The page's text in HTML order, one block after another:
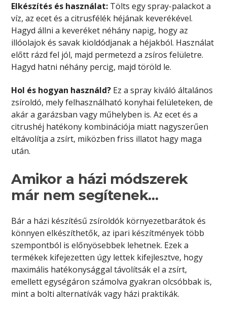
Elkészítés és használat: Tölts egy spray-palackot a
víz, az ecet és a citrusfélék héjának keverékével.
Hagyd állni a keveréket néhány napig, hogy az
illóolajok és savak kioldódjanak a héjakból. Használat
előtt rázd fel jól, majd permetezd a zsíros felületre.
Hagyd hatni néhány percig, majd töröld le.
Hol és hogyan használd? Ez a spray kiváló általános
zsíroldó, mely felhasználható konyhai felületeken, de
akár a garázsban vagy műhelyben is. Az ecet és a
citrushéj hatékony kombinációja miatt nagyszerűen
eltávolítja a zsírt, miközben friss illatot hagy maga
után.
Amikor a házi módszerek
már nem segítenek…
Bár a házi készítésű zsíroldók környezetbarátok és
könnyen elkészíthetők, az ipari készítmények több
szempontból is előnyösebbek lehetnek. Ezek a
termékek kifejezetten úgy lettek kifejlesztve, hogy
maximális hatékonysággal távolítsák el a zsírt,
emellett egységáron számolva gyakran olcsóbbak is,
mint a bolti alternatívák vagy házi praktikák.